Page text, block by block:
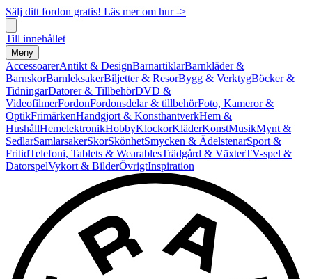
Sälj ditt fordon gratis! Läs mer om hur ->
Till innehållet
Meny
AccessoarerAntikt & DesignBarnartiklarBarnkläder &
BarnskorBarnleksakerBiljetter & ResorBygg & VerktygBöcker &
TidningarDatorer & TillbehörDVD &
VideofilmerFordonFordonsdelar & tillbehörFoto, Kameror &
OptikFrimärkenHandgjort & KonsthantverkHem &
HushållHemelektronikHobbyKlockorKläderKonstMusikMynt &
SedlarSamlarsakerSkorSkönhetSmycken & ÄdelstenarSport &
FritidTelefoni, Tablets & WearablesTrädgård & VäxterTV-spel &
DatorspelVykort & BilderÖvrigtInspiration